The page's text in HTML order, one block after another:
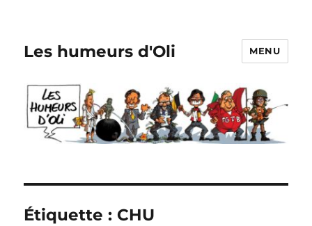
Les humeurs d'Oli MENU
Étiquette : CHU